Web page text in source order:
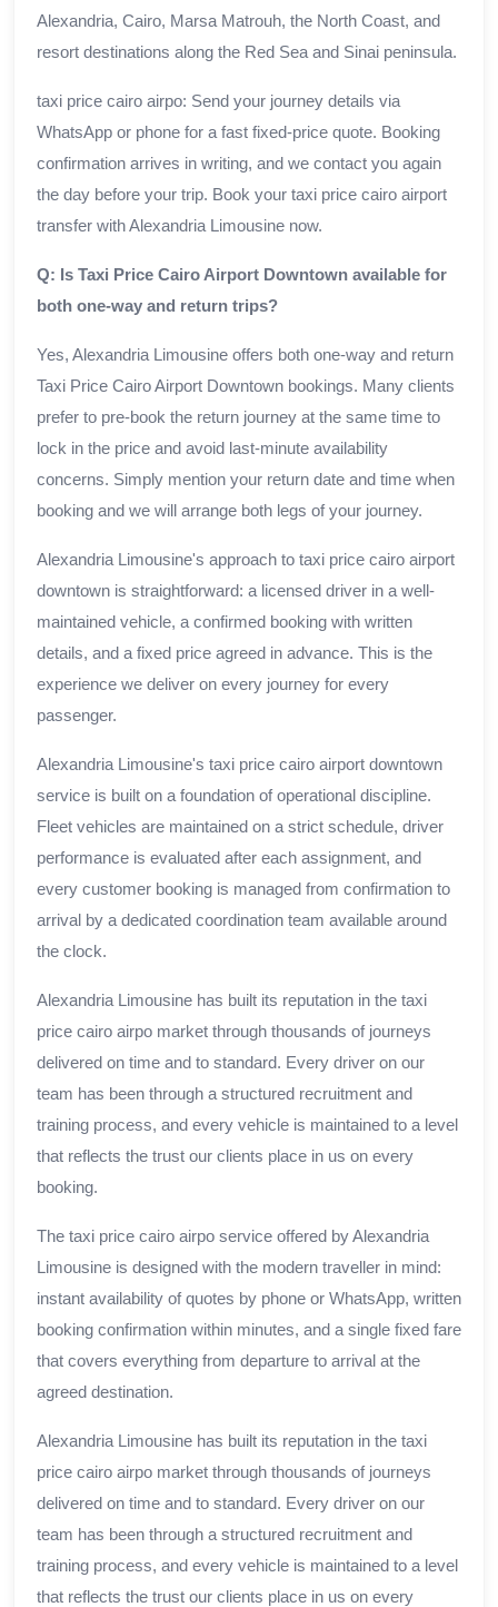
Alexandria, Cairo, Marsa Matrouh, the North Coast, and
resort destinations along the Red Sea and Sinai peninsula.
taxi price cairo airpo: Send your journey details via
WhatsApp or phone for a fast fixed-price quote. Booking
confirmation arrives in writing, and we contact you again
the day before your trip. Book your taxi price cairo airport
transfer with Alexandria Limousine now.
Q: Is Taxi Price Cairo Airport Downtown available for
both one-way and return trips?
Yes, Alexandria Limousine offers both one-way and return
Taxi Price Cairo Airport Downtown bookings. Many clients
prefer to pre-book the return journey at the same time to
lock in the price and avoid last-minute availability
concerns. Simply mention your return date and time when
booking and we will arrange both legs of your journey.
Alexandria Limousine's approach to taxi price cairo airport
downtown is straightforward: a licensed driver in a well-
maintained vehicle, a confirmed booking with written
details, and a fixed price agreed in advance. This is the
experience we deliver on every journey for every
passenger.
Alexandria Limousine's taxi price cairo airport downtown
service is built on a foundation of operational discipline.
Fleet vehicles are maintained on a strict schedule, driver
performance is evaluated after each assignment, and
every customer booking is managed from confirmation to
arrival by a dedicated coordination team available around
the clock.
Alexandria Limousine has built its reputation in the taxi
price cairo airpo market through thousands of journeys
delivered on time and to standard. Every driver on our
team has been through a structured recruitment and
training process, and every vehicle is maintained to a level
that reflects the trust our clients place in us on every
booking.
The taxi price cairo airpo service offered by Alexandria
Limousine is designed with the modern traveller in mind:
instant availability of quotes by phone or WhatsApp, written
booking confirmation within minutes, and a single fixed fare
that covers everything from departure to arrival at the
agreed destination.
Alexandria Limousine has built its reputation in the taxi
price cairo airpo market through thousands of journeys
delivered on time and to standard. Every driver on our
team has been through a structured recruitment and
training process, and every vehicle is maintained to a level
that reflects the trust our clients place in us on every